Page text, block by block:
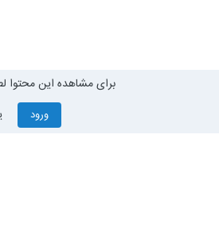
برای مشاهده این محتوا
ورود